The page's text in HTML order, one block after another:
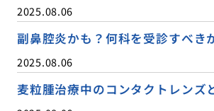
2025.08.06
副鼻腔炎かも？何科を受診すべき
2025.08.06
麦粒腫治療中のコンタクトレンズ